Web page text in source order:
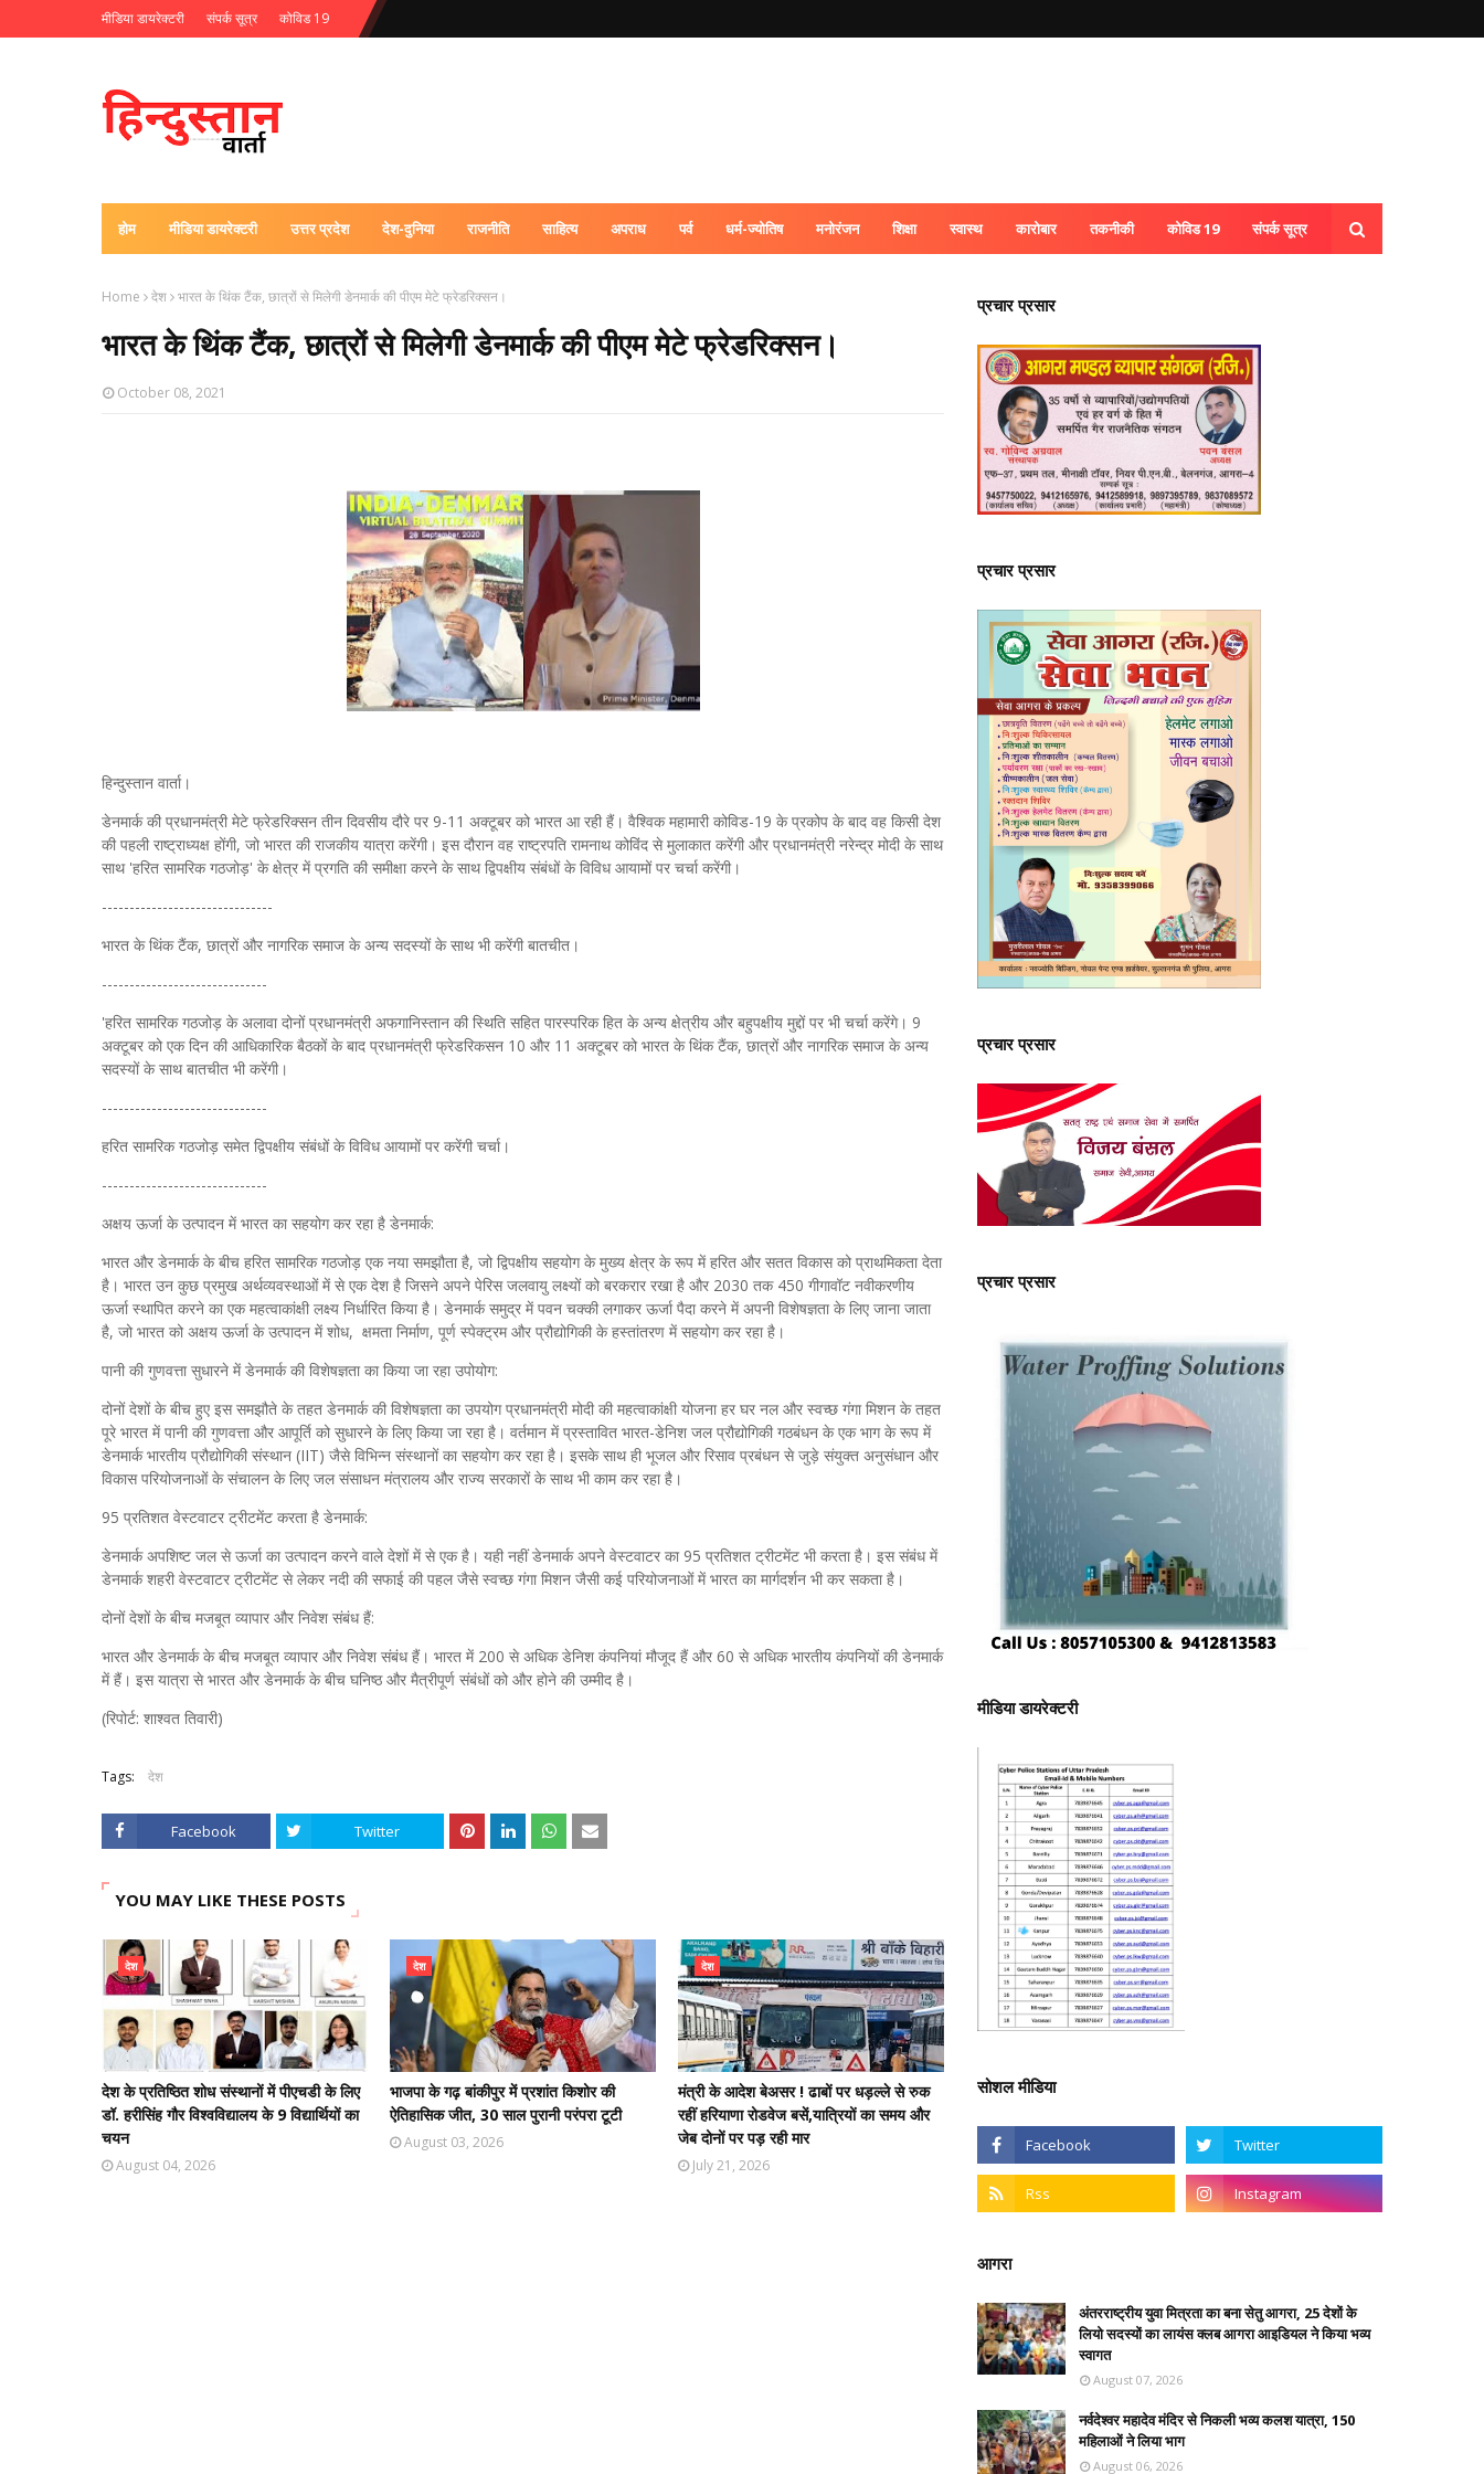
मीडिया डायरेक्टरी संपर्क सूत्र कोविड 19
होम मीडिया डायरेक्टरी उत्तर प्रदेश देश-दुनिया राजनीति साहित्य अपराध पर्व धर्म-ज्योतिष मनोरंजन शिक्षा स्वास्थ कारोबार तकनीकी कोविड 19 संपर्क सूत्र
Home देश भारत के थिंक टैंक, छात्रों से मिलेगी डेनमार्क की पीएम मेटे फ्रेडरिक्सन।
भारत के थिंक टैंक, छात्रों से मिलेगी डेनमार्क की पीएम मेटे फ्रेडरिक्सन।
October 08, 2021
हिन्दुस्तान वार्ता।
डेनमार्क की प्रधानमंत्री मेटे फ्रेडरिक्सन तीन दिवसीय दौरे पर 9-11 अक्टूबर को भारत आ रही हैं। वैश्विक महामारी कोविड-19 के प्रकोप के बाद वह किसी देश
की पहली राष्ट्राध्यक्ष होंगी, जो भारत की राजकीय यात्रा करेंगी। इस दौरान वह राष्ट्रपति रामनाथ कोविंद से मुलाकात करेंगी और प्रधानमंत्री नरेन्द्र मोदी के साथ
साथ 'हरित सामरिक गठजोड़' के क्षेत्र में प्रगति की समीक्षा करने के साथ द्विपक्षीय संबंधों के विविध आयामों पर चर्चा करेंगी।
-------------------------------
भारत के थिंक टैंक, छात्रों और नागरिक समाज के अन्य सदस्यों के साथ भी करेंगी बातचीत।
------------------------------
'हरित सामरिक गठजोड़ के अलावा दोनों प्रधानमंत्री अफगानिस्तान की स्थिति सहित पारस्परिक हित के अन्य क्षेत्रीय और बहुपक्षीय मुद्दों पर भी चर्चा करेंगे। 9
अक्टूबर को एक दिन की आधिकारिक बैठकों के बाद प्रधानमंत्री फ्रेडरिकसन 10 और 11 अक्टूबर को भारत के थिंक टैंक, छात्रों और नागरिक समाज के अन्य
सदस्यों के साथ बातचीत भी करेंगी।
------------------------------
हरित सामरिक गठजोड़ समेत द्विपक्षीय संबंधों के विविध आयामों पर करेंगी चर्चा।
------------------------------
अक्षय ऊर्जा के उत्पादन में भारत का सहयोग कर रहा है डेनमार्क:
भारत और डेनमार्क के बीच हरित सामरिक गठजोड़ एक नया समझौता है, जो द्विपक्षीय सहयोग के मुख्य क्षेत्र के रूप में हरित और सतत विकास को प्राथमिकता देता
है। भारत उन कुछ प्रमुख अर्थव्यवस्थाओं में से एक देश है जिसने अपने पेरिस जलवायु लक्ष्यों को बरकरार रखा है और 2030 तक 450 गीगावॉट नवीकरणीय
ऊर्जा स्थापित करने का एक महत्वाकांक्षी लक्ष्य निर्धारित किया है। डेनमार्क समुद्र में पवन चक्की लगाकर ऊर्जा पैदा करने में अपनी विशेषज्ञता के लिए जाना जाता
है, जो भारत को अक्षय ऊर्जा के उत्पादन में शोध, क्षमता निर्माण, पूर्ण स्पेक्ट्रम और प्रौद्योगिकी के हस्तांतरण में सहयोग कर रहा है।
पानी की गुणवत्ता सुधारने में डेनमार्क की विशेषज्ञता का किया जा रहा उपोयोग:
दोनों देशों के बीच हुए इस समझौते के तहत डेनमार्क की विशेषज्ञता का उपयोग प्रधानमंत्री मोदी की महत्वाकांक्षी योजना हर घर नल और स्वच्छ गंगा मिशन के तहत
पूरे भारत में पानी की गुणवत्ता और आपूर्ति को सुधारने के लिए किया जा रहा है। वर्तमान में प्रस्तावित भारत-डेनिश जल प्रौद्योगिकी गठबंधन के एक भाग के रूप में
डेनमार्क भारतीय प्रौद्योगिकी संस्थान (IIT) जैसे विभिन्न संस्थानों का सहयोग कर रहा है। इसके साथ ही भूजल और रिसाव प्रबंधन से जुड़े संयुक्त अनुसंधान और
विकास परियोजनाओं के संचालन के लिए जल संसाधन मंत्रालय और राज्य सरकारों के साथ भी काम कर रहा है।
95 प्रतिशत वेस्टवाटर ट्रीटमेंट करता है डेनमार्क:
डेनमार्क अपशिष्ट जल से ऊर्जा का उत्पादन करने वाले देशों में से एक है। यही नहीं डेनमार्क अपने वेस्टवाटर का 95 प्रतिशत ट्रीटमेंट भी करता है। इस संबंध में
डेनमार्क शहरी वेस्टवाटर ट्रीटमेंट से लेकर नदी की सफाई की पहल जैसे स्वच्छ गंगा मिशन जैसी कई परियोजनाओं में भारत का मार्गदर्शन भी कर सकता है।
दोनों देशों के बीच मजबूत व्यापार और निवेश संबंध हैं:
भारत और डेनमार्क के बीच मजबूत व्यापार और निवेश संबंध हैं। भारत में 200 से अधिक डेनिश कंपनियां मौजूद हैं और 60 से अधिक भारतीय कंपनियों की डेनमार्क
में हैं। इस यात्रा से भारत और डेनमार्क के बीच घनिष्ठ और मैत्रीपूर्ण संबंधों को और होने की उम्मीद है।
(रिपोर्ट: शाश्वत तिवारी)
Tags: देश
Facebook Twitter
YOU MAY LIKE THESE POSTS
देश
देश के प्रतिष्ठित शोध संस्थानों में पीएचडी के लिए
डॉ. हरीसिंह गौर विश्वविद्यालय के 9 विद्यार्थियों का
चयन
August 04, 2026
देश
भाजपा के गढ़ बांकीपुर में प्रशांत किशोर की
ऐतिहासिक जीत, 30 साल पुरानी परंपरा टूटी
August 03, 2026
देश
मंत्री के आदेश बेअसर ! ढाबों पर धड़ल्ले से रुक
रहीं हरियाणा रोडवेज बसें,यात्रियों का समय और
जेब दोनों पर पड़ रही मार
July 21, 2026
प्रचार प्रसार
प्रचार प्रसार
प्रचार प्रसार
प्रचार प्रसार
मीडिया डायरेक्टरी
सोशल मीडिया
आगरा
अंतरराष्ट्रीय युवा मित्रता का बना सेतु आगरा, 25 देशों के
लियो सदस्यों का लायंस क्लब आगरा आइडियल ने किया भव्य
स्वागत
August 07, 2026
नर्वदेश्वर महादेव मंदिर से निकली भव्य कलश यात्रा, 150
महिलाओं ने लिया भाग
August 06, 2026